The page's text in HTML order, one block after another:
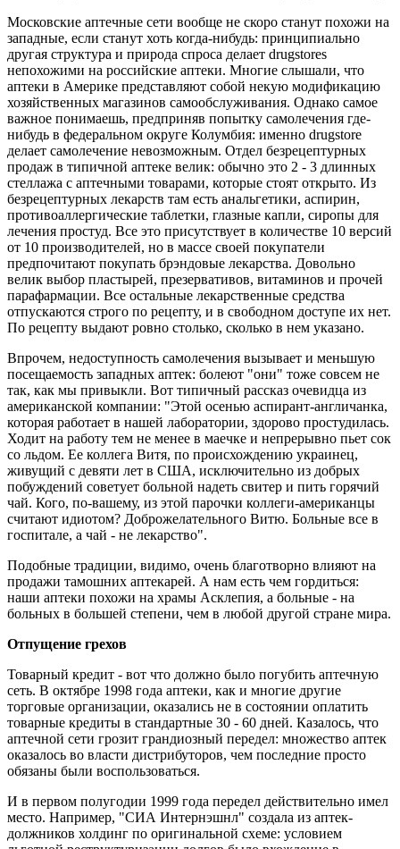
Московские аптечные сети вообще не скоро станут похожи на
западные, если станут хоть когда-нибудь: принципиально
другая структура и природа спроса делает drugstores
непохожими на российские аптеки. Многие слышали, что
аптеки в Америке представляют собой некую модификацию
хозяйственных магазинов самообслуживания. Однако самое
важное понимаешь, предприняв попытку самолечения где-
нибудь в федеральном округе Колумбия: именно drugstore
делает самолечение невозможным. Отдел безрецептурных
продаж в типичной аптеке велик: обычно это 2 - 3 длинных
стеллажа с аптечными товарами, которые стоят открыто. Из
безрецептурных лекарств там есть анальгетики, аспирин,
противоаллергические таблетки, глазные капли, сиропы для
лечения простуд. Все это присутствует в количестве 10 версий
от 10 производителей, но в массе своей покупатели
предпочитают покупать брэндовые лекарства. Довольно
велик выбор пластырей, презервативов, витаминов и прочей
парафармации. Все остальные лекарственные средства
отпускаются строго по рецепту, и в свободном доступе их нет.
По рецепту выдают ровно столько, сколько в нем указано.
Впрочем, недоступность самолечения вызывает и меньшую
посещаемость западных аптек: болеют "они" тоже совсем не
так, как мы привыкли. Вот типичный рассказ очевидца из
американской компании: "Этой осенью аспирант-англичанка,
которая работает в нашей лаборатории, здорово простудилась.
Ходит на работу тем не менее в маечке и непрерывно пьет сок
со льдом. Ее коллега Витя, по происхождению украинец,
живущий с девяти лет в США, исключительно из добрых
побуждений советует больной надеть свитер и пить горячий
чай. Кого, по-вашему, из этой парочки коллеги-американцы
считают идиотом? Доброжелательного Витю. Больные все в
госпитале, а чай - не лекарство".
Подобные традиции, видимо, очень благотворно влияют на
продажи тамошних аптекарей. А нам есть чем гордиться:
наши аптеки похожи на храмы Асклепия, а больные - на
больных в большей степени, чем в любой другой стране мира.
Отпущение грехов
Товарный кредит - вот что должно было погубить аптечную
сеть. В октябре 1998 года аптеки, как и многие другие
торговые организации, оказались не в состоянии оплатить
товарные кредиты в стандартные 30 - 60 дней. Казалось, что
аптечной сети грозит грандиозный передел: множество аптек
оказалось во власти дистрибуторов, чем последние просто
обязаны были воспользоваться.
И в первом полугодии 1999 года передел действительно имел
место. Например, "СИА Интернэшнл" создала из аптек-
должников холдинг по оригинальной схеме: условием